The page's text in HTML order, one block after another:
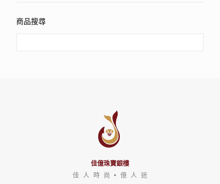
商品搜尋
佳億珠寶銀樓
佳 人 時 尚 • 億 人 迷